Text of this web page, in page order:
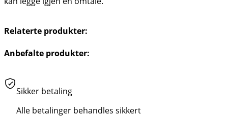
Relaterte produkter:
Anbefalte produkter:
Sikker betaling
Alle betalinger behandles sikkert